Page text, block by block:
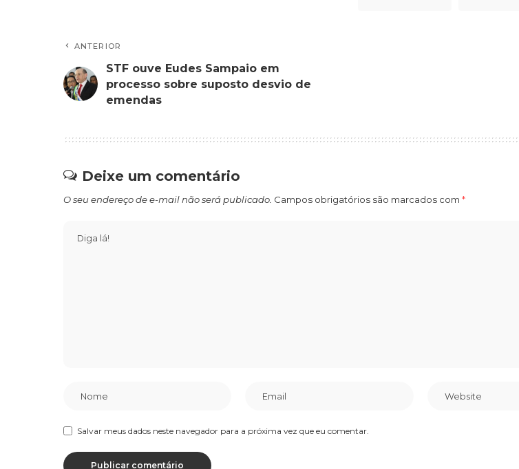
ANTERIOR
STF ouve Eudes Sampaio em
processo sobre suposto desvio de
emendas
Deixe um comentário
O seu endereço de e-mail não será publicado. Campos obrigatórios são marcados com *
Salvar meus dados neste navegador para a próxima vez que eu comentar.